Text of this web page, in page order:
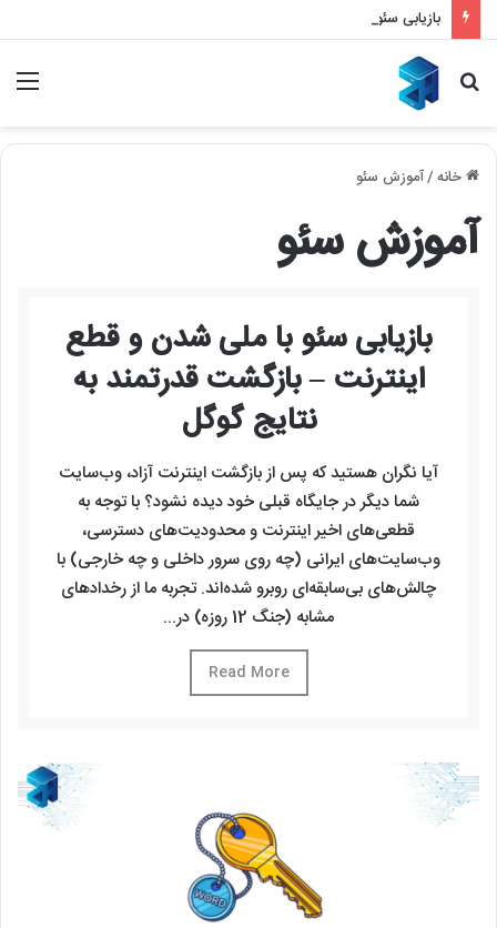
جستجو
خانه/آموزش سئو
آموزش سئو
بازیابی سئو با ملی شدن و قطع
اینترنت – بازگشت قدرتمند به
نتایج گوگل
آیا نگران هستید که پس از بازگشت اینترنت آزاد، وب‌سایت
شما دیگر در جایگاه قبلی خود دیده نشود؟ با توجه به
قطعی‌های اخیر اینترنت و محدودیت‌های دسترسی،
وب‌سایت‌های ایرانی (چه روی سرور داخلی و چه خارجی) با
چالش‌های بی‌سابقه‌ای روبرو شده‌اند. تجربه ما از رخدادهای
مشابه (جنگ 12 روزه) در...
Read More